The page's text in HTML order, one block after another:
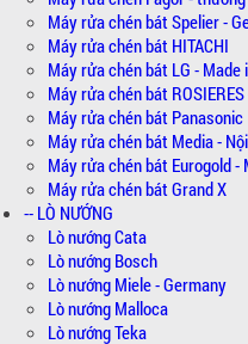
Máy rửa chén bát Spelier -
Máy rửa chén bát HITACHI
Máy rửa chén bát LG - Made
Máy rửa chén bát
Máy rửa chén bát Panasonic
Máy rửa chén bát Media -
Máy rửa chén bát Eurogold -
Máy rửa chén bát Grand X
-- LÒ NƯỚNG
Lò nướng Cata
Lò nướng Bosch
Lò nướng Miele - Germany
Lò nướng Malloca
Lò nướng Teka